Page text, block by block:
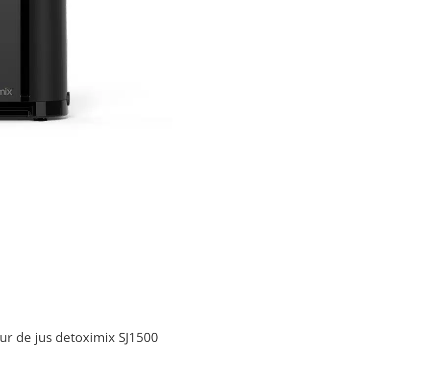
de jus detoximix SJ1500